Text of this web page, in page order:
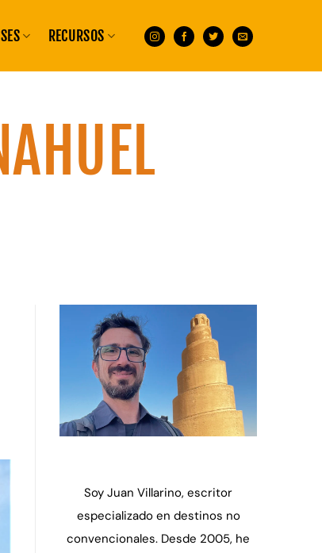
RECURSOS
Soy Juan Villarino, escritor
especializado en destinos no
convencionales. Desde 2005, he